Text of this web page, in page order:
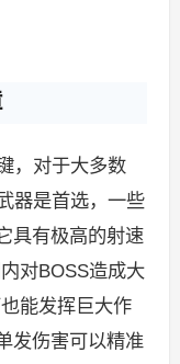
，对于大多数
器是首选，一些
具有极高的射速
对BOSS造成大
能发挥巨大作
发伤害可以精准